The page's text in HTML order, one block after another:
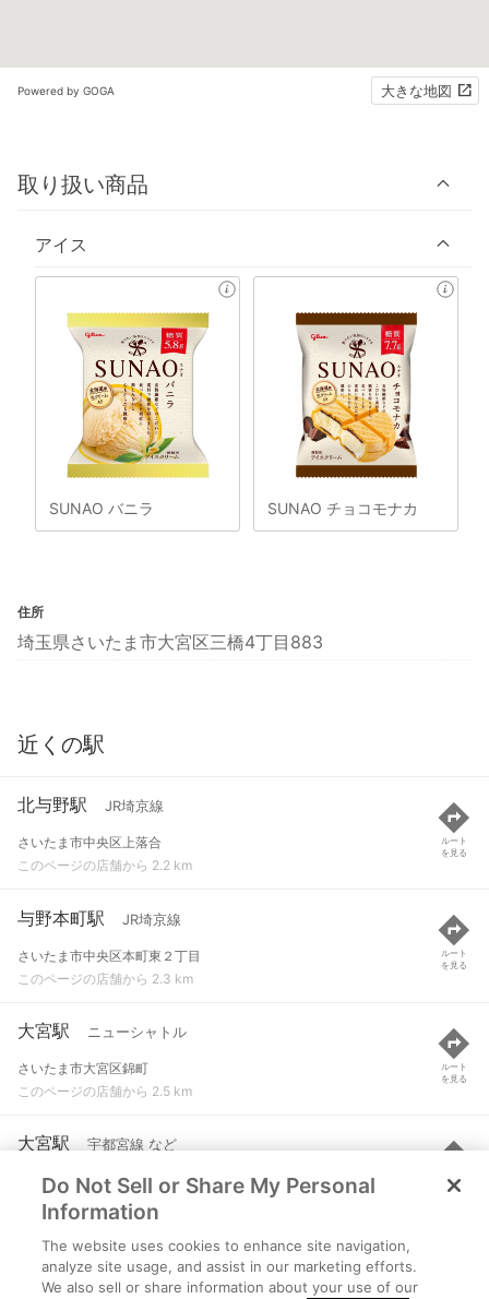
Powered by GOGA 大きな地図
取り扱い商品
アイス
SUNAO バニラ SUNAO チョコモナカ
住所
埼玉県さいたま市大宮区三橋4丁目883
近くの駅
北与野駅 JR埼京線
さいたま市中央区上落合
このページの店舗から 2.2 km
ルート
を見る
与野本町駅 JR埼京線
さいたま市中央区本町東２丁目
このページの店舗から 2.3 km
ルート
を見る
大宮駅 ニューシャトル
さいたま市大宮区錦町
このページの店舗から 2.5 km
ルート
を見る
大宮駅 宇都宮線 など
さいたま市大宮区錦町
このページの店舗から 2.5 km
ルート
を見る
大宮駅 東武アーバンパークライン（東武野田線）
さいたま市大宮区錦町
Do Not Sell or Share My Personal
Information
The website uses cookies to enhance site navigation,
analyze site usage, and assist in our marketing efforts.
We also sell or share information about your use of our